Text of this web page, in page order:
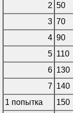
2 50
3 70
4 90
5 110
6 130
7 140
1 попытка
150